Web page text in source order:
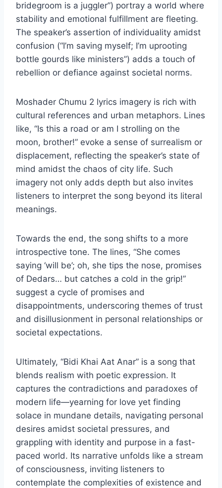
bridegroom is a juggler”) portray a world where
stability and emotional fulfillment are fleeting.
The speaker’s assertion of individuality amidst
confusion (“I’m saving myself; I’m uprooting
bottle gourds like ministers”) adds a touch of
rebellion or defiance against societal norms.
Moshader Chumu 2 lyrics imagery is rich with
cultural references and urban metaphors. Lines
like, “Is this a road or am I strolling on the
moon, brother!” evoke a sense of surrealism or
displacement, reflecting the speaker’s state of
mind amidst the chaos of city life. Such
imagery not only adds depth but also invites
listeners to interpret the song beyond its literal
meanings.
Towards the end, the song shifts to a more
introspective tone. The lines, “She comes
saying ‘will be’; oh, she tips the nose, promises
of Dedars… but catches a cold in the grip!”
suggest a cycle of promises and
disappointments, underscoring themes of trust
and disillusionment in personal relationships or
societal expectations.
Ultimately, “Bidi Khai Aat Anar” is a song that
blends realism with poetic expression. It
captures the contradictions and paradoxes of
modern life—yearning for love yet finding
solace in mundane details, navigating personal
desires amidst societal pressures, and
grappling with identity and purpose in a fast-
paced world. Its narrative unfolds like a stream
of consciousness, inviting listeners to
contemplate the complexities of existence and